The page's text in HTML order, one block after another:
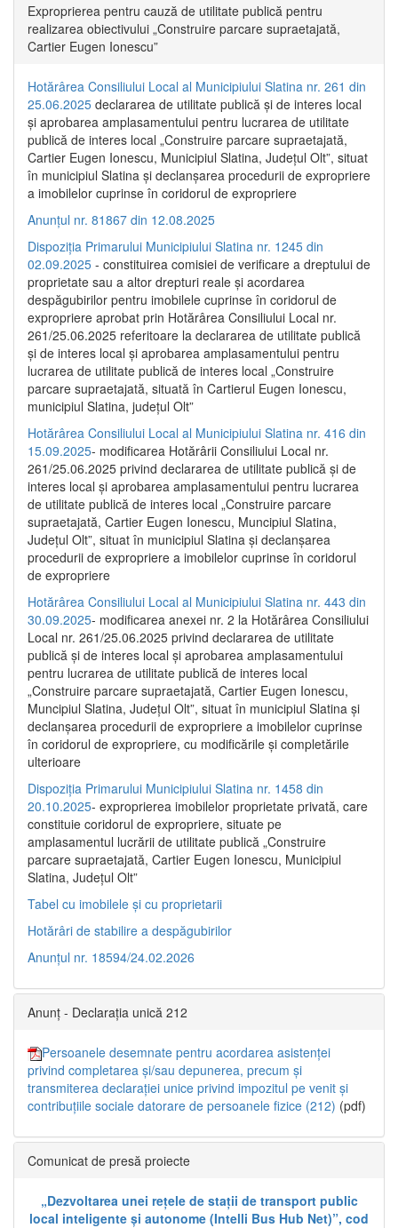
Exproprierea pentru cauză de utilitate publică pentru
realizarea obiectivului „Construire parcare supraetajată,
Cartier Eugen Ionescu”
Hotărârea Consiliului Local al Municipiului Slatina nr. 261 din
25.06.2025 declararea de utilitate publică și de interes local
și aprobarea amplasamentului pentru lucrarea de utilitate
publică de interes local „Construire parcare supraetajată,
Cartier Eugen Ionescu, Municipiul Slatina, Județul Olt”, situat
în municipiul Slatina și declanșarea procedurii de expropriere
a imobilelor cuprinse în coridorul de expropriere
Anunțul nr. 81867 din 12.08.2025
Dispoziția Primarului Municipiului Slatina nr. 1245 din
02.09.2025 - constituirea comisiei de verificare a dreptului de
proprietate sau a altor drepturi reale și acordarea
despăgubirilor pentru imobilele cuprinse în coridorul de
expropriere aprobat prin Hotărârea Consiliului Local nr.
261/25.06.2025 referitoare la declararea de utilitate publică
și de interes local și aprobarea amplasamentului pentru
lucrarea de utilitate publică de interes local „Construire
parcare supraetajată, situată în Cartierul Eugen Ionescu,
municipiul Slatina, județul Olt”
Hotărârea Consiliului Local al Municipiului Slatina nr. 416 din
15.09.2025- modificarea Hotărârii Consiliului Local nr.
261/25.06.2025 privind declararea de utilitate publică și de
interes local și aprobarea amplasamentului pentru lucrarea
de utilitate publică de interes local „Construire parcare
supraetajată, Cartier Eugen Ionescu, Muncipiul Slatina,
Județul Olt”, situat în municipiul Slatina și declanșarea
procedurii de expropriere a imobilelor cuprinse în coridorul
de expropriere
Hotărârea Consiliului Local al Municipiului Slatina nr. 443 din
30.09.2025- modificarea anexei nr. 2 la Hotărârea Consiliului
Local nr. 261/25.06.2025 privind declararea de utilitate
publică şi de interes local şi aprobarea amplasamentului
pentru lucrarea de utilitate publică de interes local
„Construire parcare supraetajată, Cartier Eugen Ionescu,
Muncipiul Slatina, Judeţul Olt”, situat în municipiul Slatina şi
declanşarea procedurii de expropriere a imobilelor cuprinse
în coridorul de expropriere, cu modificările şi completările
ulterioare
Dispoziția Primarului Municipiului Slatina nr. 1458 din
20.10.2025- exproprierea imobilelor proprietate privată, care
constituie coridorul de expropriere, situate pe
amplasamentul lucrării de utilitate publică „Construire
parcare supraetajată, Cartier Eugen Ionescu, Municipiul
Slatina, Județul Olt”
Tabel cu imobilele și cu proprietarii
Hotărâri de stabilire a despăgubirilor
Anunțul nr. 18594/24.02.2026
Anunț - Declarația unică 212
Persoanele desemnate pentru acordarea asistenței
privind completarea și/sau depunerea, precum și
transmiterea declarației unice privind impozitul pe venit și
contribuțiile sociale datorare de persoanele fizice (212) (pdf)
Comunicat de presă proiecte
„Dezvoltarea unei rețele de stații de transport public
local inteligente și autonome (Intelli Bus Hub Net)”, cod